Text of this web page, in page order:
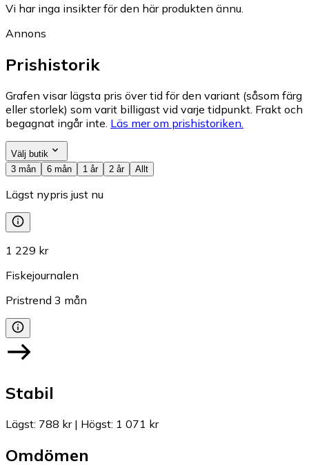
Vi har inga insikter för den här produkten ännu.
Annons
Prishistorik
Grafen visar lägsta pris över tid för den variant (såsom färg
eller storlek) som varit billigast vid varje tidpunkt. Frakt och
begagnat ingår inte. Läs mer om prishistoriken.
Välj butik
3 mån
6 mån 1 år 2 år Allt
Lägst nypris just nu
1 229 kr
Fiskejournalen
Pristrend 3 mån
Stabil
Lägst: 788 kr| Högst: 1 071 kr
Omdömen